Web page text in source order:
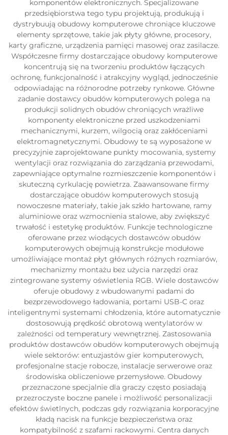
komponentów elektronicznych. Specjalizowane
przedsiębiorstwa tego typu projektują, produkują i
dystrybuują obudowy komputerowe chroniące kluczowe
elementy sprzętowe, takie jak płyty główne, procesory,
karty graficzne, urządzenia pamięci masowej oraz zasilacze.
Współczesne firmy dostarczające obudowy komputerowe
koncentrują się na tworzeniu produktów łączących
ochronę, funkcjonalność i atrakcyjny wygląd, jednocześnie
odpowiadając na różnorodne potrzeby rynkowe. Główne
zadanie dostawcy obudów komputerowych polega na
produkcji solidnych obudów chroniących wrażliwe
komponenty elektroniczne przed uszkodzeniami
mechanicznymi, kurzem, wilgocią oraz zakłóceniami
elektromagnetycznymi. Obudowy te są wyposażone w
precyzyjnie zaprojektowane punkty mocowania, systemy
wentylacji oraz rozwiązania do zarządzania przewodami,
zapewniające optymalne rozmieszczenie komponentów i
skuteczną cyrkulację powietrza. Zaawansowane firmy
dostarczające obudów komputerowych stosują
nowoczesne materiały, takie jak szkło hartowane, ramy
aluminiowe oraz wzmocnienia stalowe, aby zwiększyć
trwałość i estetykę produktów. Funkcje technologiczne
oferowane przez wiodących dostawców obudów
komputerowych obejmują konstrukcje modułowe
umożliwiające montaż płyt głównych różnych rozmiarów,
mechanizmy montażu bez użycia narzędzi oraz
zintegrowane systemy oświetlenia RGB. Wiele dostawców
oferuje obudowy z wbudowanymi padami do
bezprzewodowego ładowania, portami USB-C oraz
inteligentnymi systemami chłodzenia, które automatycznie
dostosowują prędkość obrotową wentylatorów w
zależności od temperatury wewnętrznej. Zastosowania
produktów dostawców obudów komputerowych obejmują
wiele sektorów: entuzjastów gier komputerowych,
profesjonalne stacje robocze, instalacje serwerowe oraz
środowiska obliczeniowe przemysłowe. Obudowy
przeznaczone specjalnie dla graczy często posiadają
przezroczyste boczne panele i możliwość personalizacji
efektów świetlnych, podczas gdy rozwiązania korporacyjne
kładą nacisk na funkcje bezpieczeństwa oraz
kompatybilność z szafami rackowymi. Centra danych